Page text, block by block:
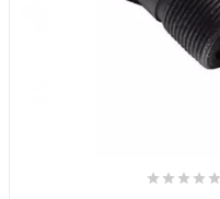
    